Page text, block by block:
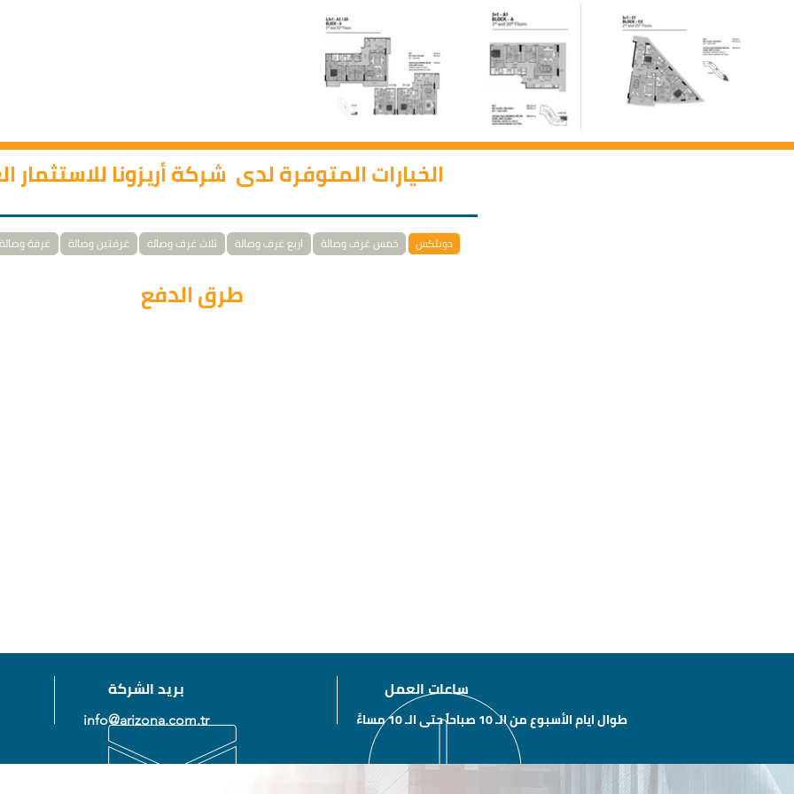
الخيارات المتوفرة لدى شركة أريزونا للاستثمار
غرفة وصالة غرفتين وصالة ثلاث غرف وصالة اربع غرف وصالة خمس غرف وصالة دوبلكس
طرق الدفع
بريد الشركة
info@arizona.com.tr
ساعات العمل
طوال ايام الأسبوع من الـ 10 صباحاً حتى الـ 10 مساءًَ